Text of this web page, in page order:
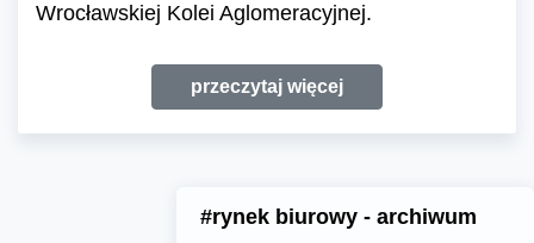
Wrocławskiej Kolei Aglomeracyjnej.
przeczytaj więcej
#rynek biurowy - archiwum